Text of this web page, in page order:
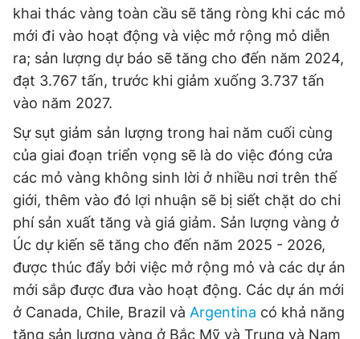
khai thác vàng toàn cầu sẽ tăng ròng khi các mỏ
mới đi vào hoạt động và việc mở rộng mỏ diễn
ra; sản lượng dự báo sẽ tăng cho đến năm 2024,
đạt 3.767 tấn, trước khi giảm xuống 3.737 tấn
vào năm 2027.
Sự sụt giảm sản lượng trong hai năm cuối cùng
của giai đoạn triển vọng sẽ là do việc đóng cửa
các mỏ vàng không sinh lời ở nhiều nơi trên thế
giới, thêm vào đó lợi nhuận sẽ bị siết chặt do chi
phí sản xuất tăng và giá giảm. Sản lượng vàng ở
Úc dự kiến ​​sẽ tăng cho đến năm 2025 - 2026,
được thúc đẩy bởi việc mở rộng mỏ và các dự án
mới sắp được đưa vào hoạt động. Các dự án mới
ở Canada, Chile, Brazil và Argentina có khả năng
tăng sản lượng vàng ở Bắc Mỹ và Trung và Nam